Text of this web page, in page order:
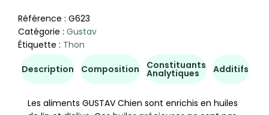
Référence : G623
Catégorie : Gustav
Étiquette : Thon
Description Composition Constituants
Analytiques Additifs
Les aliments GUSTAV Chien sont enrichis en huiles